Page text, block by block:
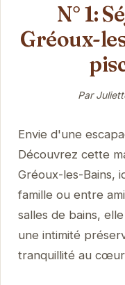
N° 1:
Gréoux-
Par
Envie d'une
Découvrez cette
Gréoux-les-Bains,
famille ou entre
salles de bains,
une intimité
tranquillité au